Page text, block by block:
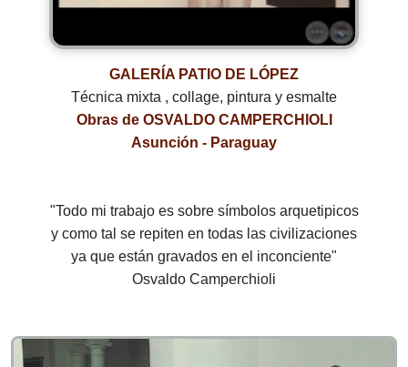
GALERÍA PATIO DE LÓPEZ
Técnica mixta , collage, pintura y esmalte
Obras de OSVALDO CAMPERCHIOLI
Asunción - Paraguay
"Todo mi trabajo es sobre símbolos arquetipicos
y como tal se repiten en todas las civilizaciones
ya que están gravados en el inconciente"
Osvaldo Camperchioli